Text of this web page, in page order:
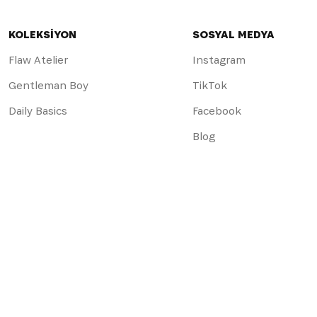
KOLEKSİYON
Flaw Atelier
Gentleman Boy
Daily Basics
SOSYAL MEDYA
Instagram
TikTok
Facebook
Blog